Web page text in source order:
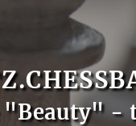
"Beauty"